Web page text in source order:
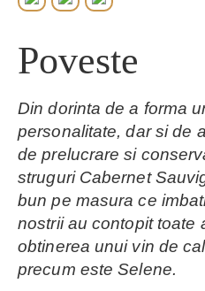
Poveste
Din dorinta de a forma
personalitate, dar si de
de prelucrare si
struguri Cabernet
bun pe masura ce
nostrii au contopit toate
obtinerea unui vin de
precum este Selene.